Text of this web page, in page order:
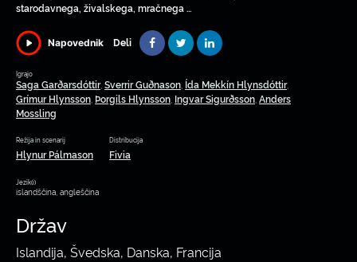
starodavnega, živalskega, mračnega …
Napovednik Deli
Igrajo
Saga Garðarsdóttir, Sverrir Guðnason Ída Mekkín Hlynsdóttir,
Grímur Hlynsson Þorgils Hlynsson Ingvar Sigurðsson Anders
Mossling
Režija in scenarij
Hlynur Pálmason
Distribucija
Fivia
Jezik(i)
islandščina, angleščina
Držav
Islandija, Švedska, Danska, Francija